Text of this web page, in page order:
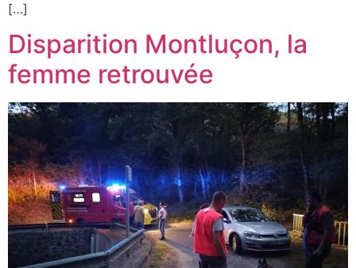
[…]
Disparition Montluçon, la
femme retrouvée